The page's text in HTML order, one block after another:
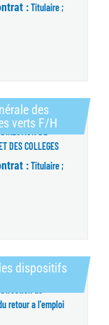
:Titulaire ;
des
verts F/H
DIRECTION DE
DES COLLEGES
:Titulaire ;
dispositifs
retour a l'emploi